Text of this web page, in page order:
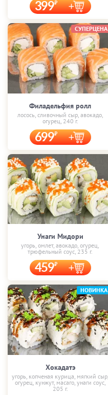
399
Филадельфия ролл
лосось, сливочный сыр, авокадо,
огурец, 240 г.
699
СУПЕРЦЕНА
Унаги Мидори
угорь, омлет, авокадо, огурец,
трюфельный соус, 235 г.
459
Хокадатэ
угорь, копченая курица, мягкий сыр,
огурец, кунжут, масаго, унаги соус,
205 г.
НОВИНКА